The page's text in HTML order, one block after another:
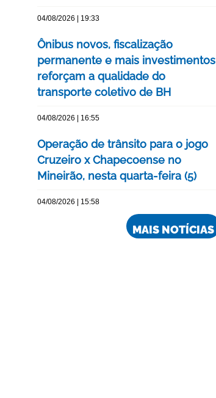
04/08/2026 | 19:33
Ônibus novos, fiscalização
permanente e mais investimentos
reforçam a qualidade do
transporte coletivo de BH
04/08/2026 | 16:55
Operação de trânsito para o jogo
Cruzeiro x Chapecoense no
Mineirão, nesta quarta-feira (5)
04/08/2026 | 15:58
MAIS NOTÍCIAS